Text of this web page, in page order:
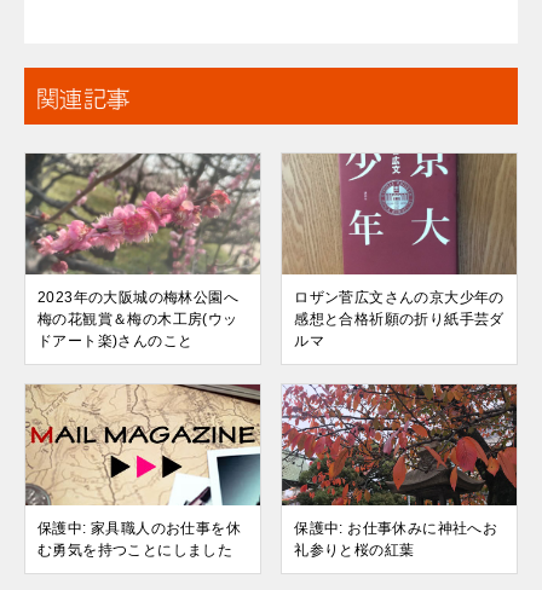
関連記事
2023年の大阪城の梅林公園へ
梅の花観賞＆梅の木工房(ウッ
ドアート楽)さんのこと
ロザン菅広文さんの京大少年の
感想と合格祈願の折り紙手芸ダ
ルマ
保護中: 家具職人のお仕事を休
む勇気を持つことにしました
保護中: お仕事休みに神社へお
礼参りと桜の紅葉